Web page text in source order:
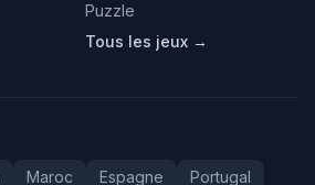
Puzzle
Tous les jeux →
Maroc Espagne Portugal